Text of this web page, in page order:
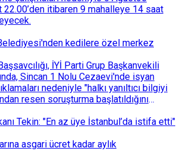
22.00’den itibaren 9 mahalleye 14 saat
kedilere özel merkez
İYİ Parti Grup Başkanvekili
Sincan 1 Nolu Cezaevi'nde isyan
nedeniyle "halkı yanıltıcı bilgiyi
resen soruşturma başlatıldığını
Tekin: "En az üye İstanbul’da istifa etti"
asgari ücret kadar aylık